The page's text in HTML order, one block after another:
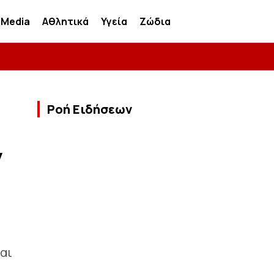
Media Αθλητικά Υγεία Ζώδια
Ροή Ειδήσεων